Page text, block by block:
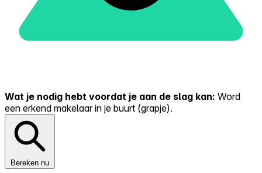
Wat je nodig hebt voordat je aan de slag kan: Word
een erkend makelaar in je buurt (grapje).
Bereken nu